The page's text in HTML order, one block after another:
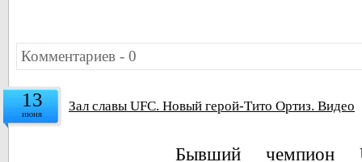
Комментариев - 0
13
июня Зал славы UFC. Новый герой-Тито Ортиз. Видео
Бывший чемпион